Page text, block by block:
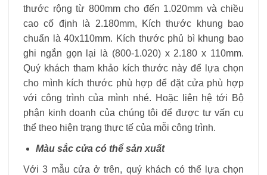
thước rộng từ 800mm cho đến 1.020mm và chiều
cao cố định là 2.180mm, Kích thước khung bao
chuẩn là 40x110mm. Kích thước phủ bì khung bao
ghi ngắn gọn lại là (800-1.020) x 2.180 x 110mm.
Quý khách tham khảo kích thước này để lựa chọn
cho mình kích thước phù hợp để đặt cửa phù hợp
với công trình của mình nhé. Hoặc liên hệ tới Bộ
phận kinh doanh của chúng tôi để được tư vấn cụ
thể theo hiện trạng thực tế của mỗi công trình.
Màu sắc cửa có thể sản xuất
Với 3 mẫu cửa ở trên, quý khách có thể lựa chọn